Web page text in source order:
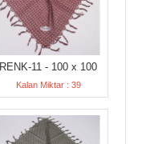
RENK-11 - 100 x 100
Kalan Miktar : 39